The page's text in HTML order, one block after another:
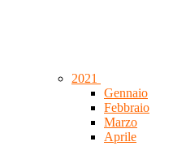
2021
Gennaio
Febbraio
Marzo
Aprile